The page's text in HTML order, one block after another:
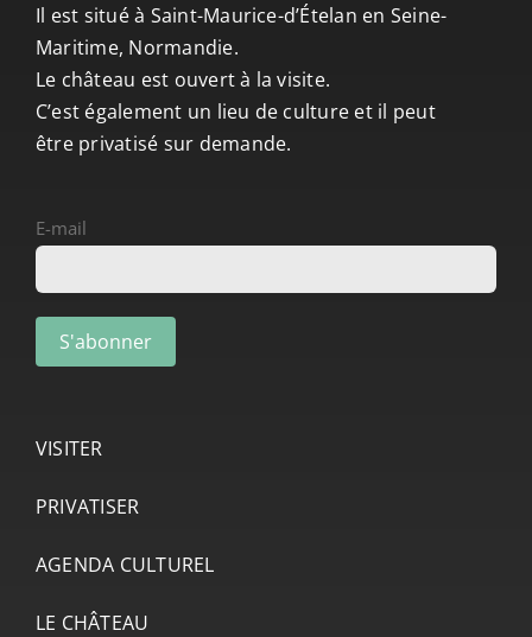
Il est situé à Saint-Maurice-d’Ételan en Seine-
Maritime, Normandie.
Le château est ouvert à la visite.
C’est également un lieu de culture et il peut
être privatisé sur demande.
E-mail
VISITER
PRIVATISER
AGENDA CULTUREL
LE CHÂTEAU